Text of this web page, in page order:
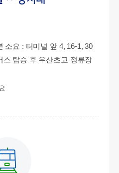
소요 : 터미널 앞 4, 16-1, 30
스 탑승 후 우산초교 정류장